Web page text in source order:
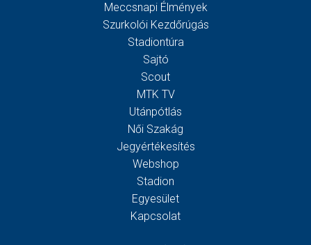
Meccsnapi Élmények
Szurkolói Kezdőrúgás
Stadiontúra
Sajtó
Scout
MTK TV
Utánpótlás
Női Szakág
Jegyértékesítés
Webshop
Stadion
Egyesület
Kapcsolat